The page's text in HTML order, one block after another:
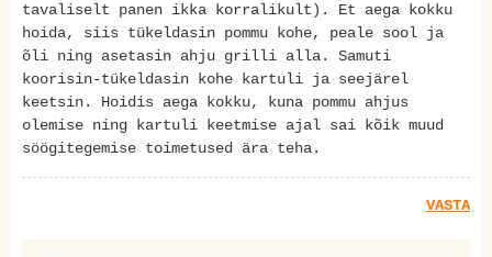
tavaliselt panen ikka korralikult). Et aega kokku
hoida, siis tükeldasin pommu kohe, peale sool ja
õli ning asetasin ahju grilli alla. Samuti
koorisin-tükeldasin kohe kartuli ja seejärel
keetsin. Hoidis aega kokku, kuna pommu ahjus
olemise ning kartuli keetmise ajal sai kõik muud
söögitegemise toimetused ära teha.
VASTA